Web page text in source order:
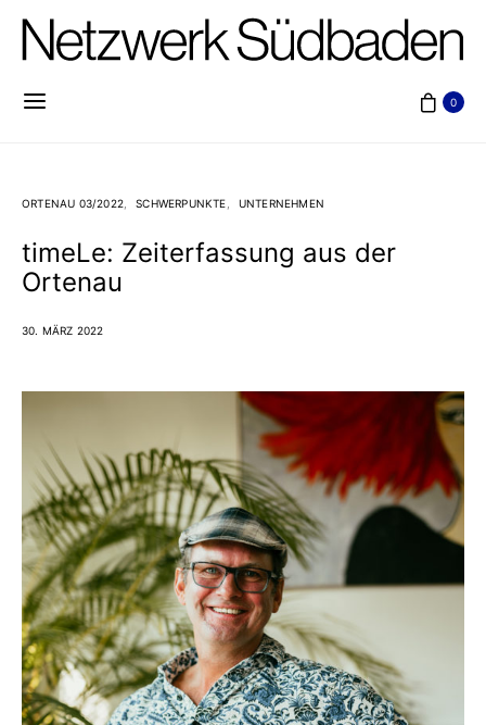
0
ORTENAU 03/2022 SCHWERPUNKTE UNTERNEHMEN
timeLe: Zeiterfassung aus der
Ortenau
30. MÄRZ 2022